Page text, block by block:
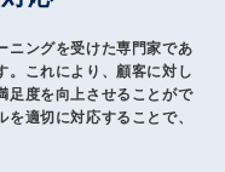
ニングを受けた専門家であ
。これにより、顧客に対し
足度を向上させることがで
適切に対応することで、